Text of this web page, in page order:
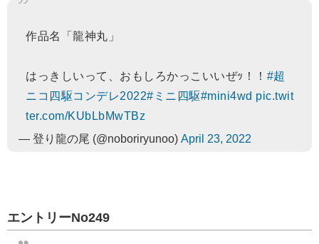
作品名「龍神丸」
はっきしいって、おもしろかっこいいぜｯ！！ #超
ニコ四駆コンデレ2022#ミニ四駆#mini4wd pic.twit
ter.com/KUbLbMwTBz
— 登り龍の尾 (@noboriryunoo) April 23, 2022
エントリーNo249